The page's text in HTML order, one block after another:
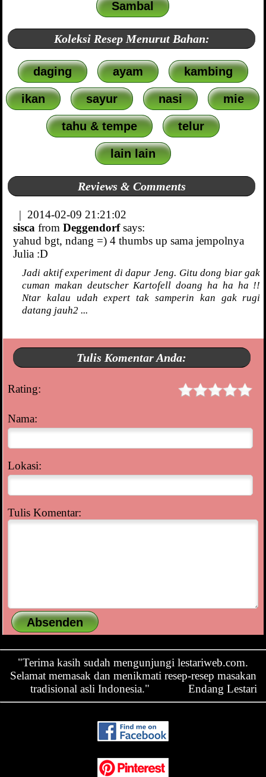
Sambal
Koleksi Resep Menurut Bahan:
daging ayam kambing
ikan sayur nasi mie
tahu & tempe telur
lain lain
Reviews & Comments
| 2014-02-09 21:21:02
sisca from Deggendorfsays:
yahud bgt, ndang =) 4 thumbs up sama jempolnya
Julia :D
Jadi aktif experiment di dapur Jeng. Gitu dong biar gak
cuman makan deutscher Kartofell doang ha ha ha !!
Ntar kalau udah expert tak samperin kan gak rugi
datang jauh2 ...
Tulis Komentar Anda:
Rating:
Nama:
Lokasi:
Tulis Komentar:
"Terima kasih sudah mengunjungi lestariweb.com.
Selamat memasak dan menikmati resep-resep masakan
tradisional asli Indonesia."
Endang Lestari